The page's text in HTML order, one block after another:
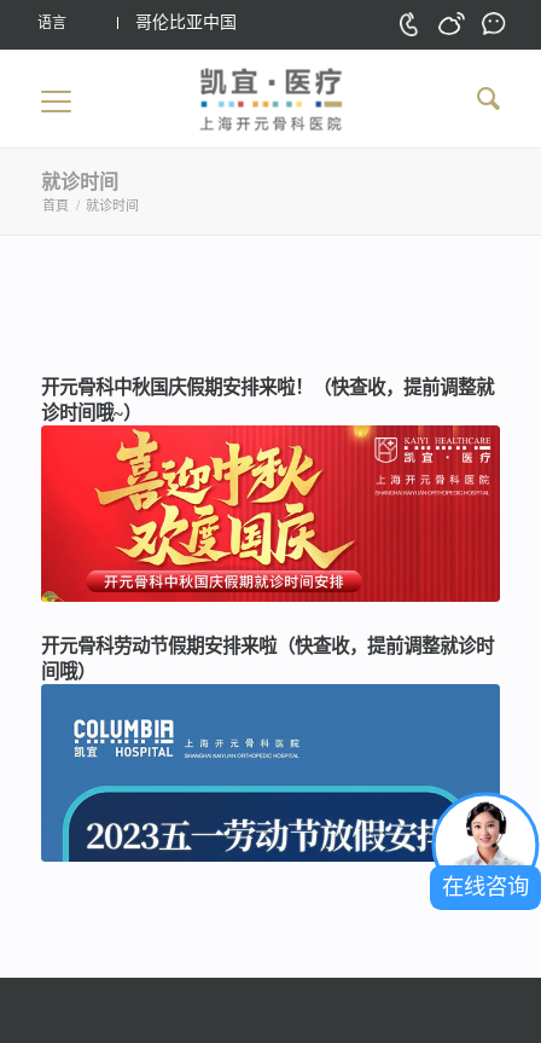
语言 哥伦比亚中国
就诊时间
首頁 / 就诊时间
开元骨科中秋国庆假期安排来啦！（快查收，提前调整就
诊时间哦~）
开元骨科劳动节假期安排来啦（快查收，提前调整就诊时
间哦）
在线咨询